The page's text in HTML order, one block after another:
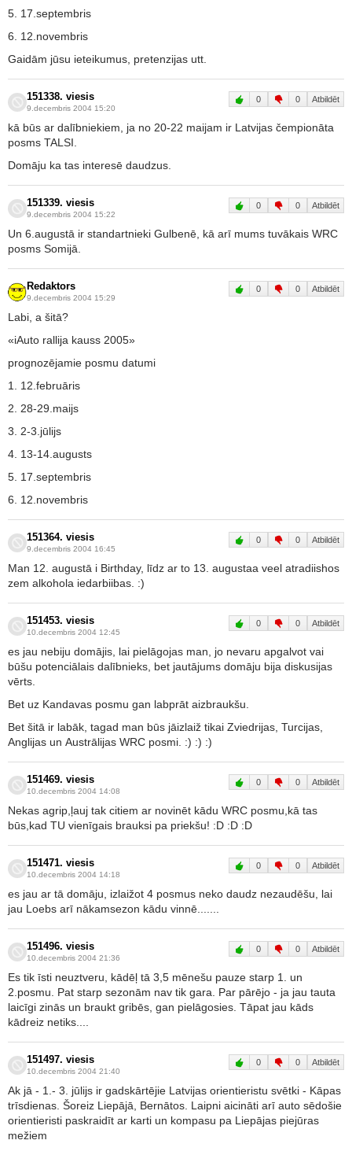
5. 17.septembris
6. 12.novembris
Gaidām jūsu ieteikumus, pretenzijas utt.
151338. viesis
9.decembris 2004 15:20
0 0 Atbildēt
kā būs ar dalībniekiem, ja no 20-22 maijam ir Latvijas čempionāta
posms TALSI.
Domāju ka tas interesē daudzus.
151339. viesis
9.decembris 2004 15:22
0 0 Atbildēt
Un 6.augustā ir standartnieki Gulbenē, kā arī mums tuvākais WRC
posms Somijā.
Redaktors
9.decembris 2004 15:29
0 0 Atbildēt
Labi, a šitā?
«iAuto rallija kauss 2005»
prognozējamie posmu datumi
1. 12.februāris
2. 28-29.maijs
3. 2-3.jūlijs
4. 13-14.augusts
5. 17.septembris
6. 12.novembris
151364. viesis
9.decembris 2004 16:45
0 0 Atbildēt
Man 12. augustā i Birthday, līdz ar to 13. augustaa veel atradiishos
zem alkohola iedarbiibas. :)
151453. viesis
10.decembris 2004 12:45
0 0 Atbildēt
es jau nebiju domājis, lai pielāgojas man, jo nevaru apgalvot vai
būšu potenciālais dalībnieks, bet jautājums domāju bija diskusijas
vērts.
Bet uz Kandavas posmu gan labprāt aizbraukšu.
Bet šitā ir labāk, tagad man būs jāizlaiž tikai Zviedrijas, Turcijas,
Anglijas un Austrālijas WRC posmi. :) :) :)
151469. viesis
10.decembris 2004 14:08
0 0 Atbildēt
Nekas agrip,ļauj tak citiem ar novinēt kādu WRC posmu,kā tas
būs,kad TU vienīgais brauksi pa priekšu! :D :D :D
151471. viesis
10.decembris 2004 14:18
0 0 Atbildēt
es jau ar tā domāju, izlaižot 4 posmus neko daudz nezaudēšu, lai
jau Loebs arī nākamsezon kādu vinnē.......
151496. viesis
10.decembris 2004 21:36
0 0 Atbildēt
Es tik īsti neuztveru, kādēļ tā 3,5 mēnešu pauze starp 1. un
2.posmu. Pat starp sezonām nav tik gara. Par pārējo - ja jau tauta
laicīgi zinās un braukt gribēs, gan pielāgosies. Tāpat jau kāds
kādreiz netiks....
151497. viesis
10.decembris 2004 21:40
0 0 Atbildēt
Ak jā - 1.- 3. jūlijs ir gadskārtējie Latvijas orientieristu svētki - Kāpas
trīsdienas. Šoreiz Liepājā, Bernātos. Laipni aicināti arī auto sēdošie
orientieristi paskraidīt ar karti un kompasu pa Liepājas piejūras
mežiem